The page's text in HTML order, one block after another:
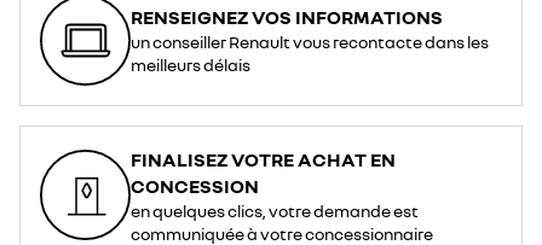
RENSEIGNEZ VOS INFORMATIONS
un conseiller Renault vous recontacte dans les
meilleurs délais
FINALISEZ VOTRE ACHAT EN
CONCESSION
en quelques clics, votre demande est
communiquée à votre concessionnaire